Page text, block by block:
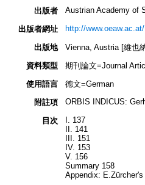
出版者 Austrian Academy of
出版者網址 http://www.oeaw.ac.at/
出版地
Vienna, Austria [維也
資料類型
期刊論文=Journal
使用語言
德文=German
附註項
ORBIS INDICUS:
目次
I. 137
II. 141
III. 151
IV. 153
V. 156
Summary 158
Appendix: